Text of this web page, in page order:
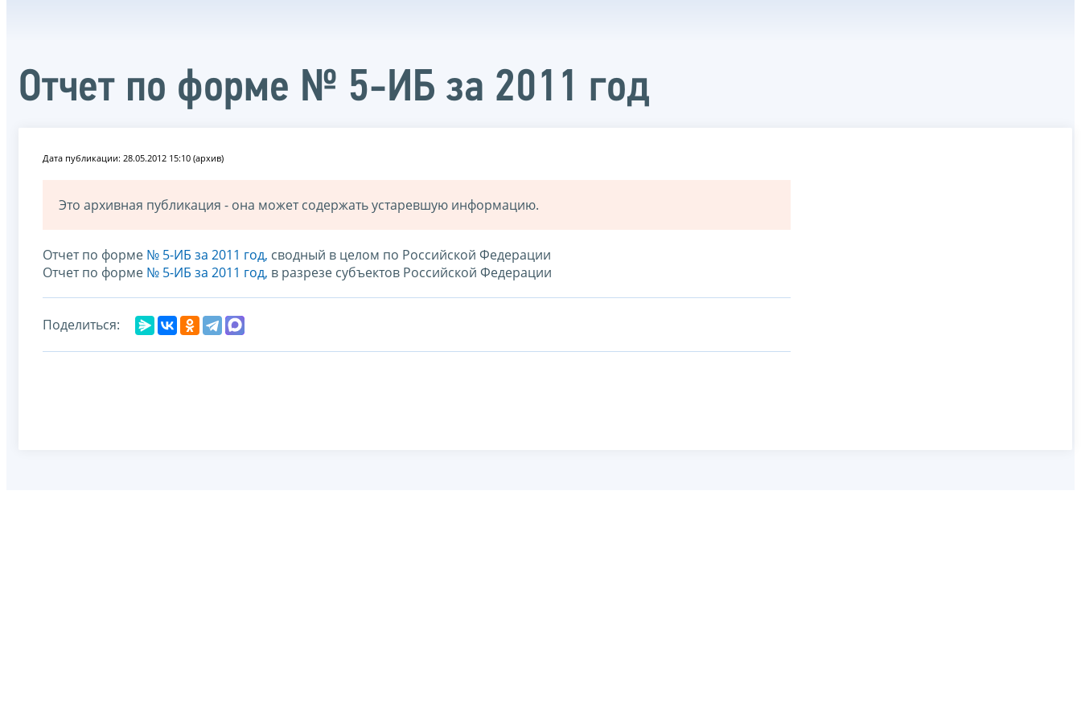
Отчет по форме № 5-ИБ за 2011 год
Дата публикации: 28.05.2012 15:10 (архив)
Это архивная публикация - она может содержать устаревшую информацию.
Отчет по форме № 5-ИБ за 2011 год, сводный в целом по Российской Федерации
Отчет по форме № 5-ИБ за 2011 год, в разрезе субъектов Российской Федерации
Поделиться: